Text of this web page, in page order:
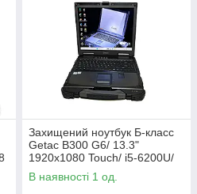
Захищений ноутбук Б-класс
Getac B300 G6/ 13.3"
1920x1080 Touch/ i5-6200U/
16GB RAM/ 256GB SSD/ HD
520
В наявності 1 од.